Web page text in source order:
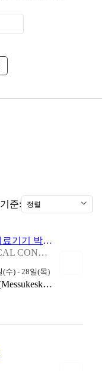
준: 정렬
핀란드 헬싱키 의료기기 박람회 2027
FINNISH MEDICAL CONVENTION AND EXHIBITION 2027
(수) - 28일(목)
핀란드 헬싱키 (Messukeskus Helsinki Expo & Convention Centre)